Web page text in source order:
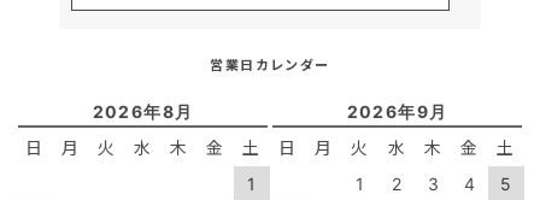
営業日カレンダー
2026年8月
日 月 火 水 木 金 土
1
2026年9月
日 月 火 水 木 金 土
1 2 3 4
5